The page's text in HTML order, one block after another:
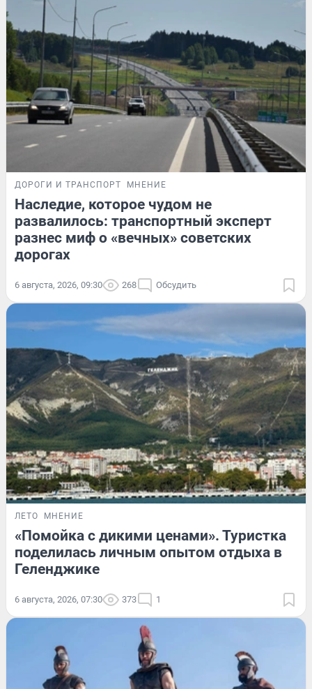
ДОРОГИ И ТРАНСПОРТ МНЕНИЕ
Наследие, которое чудом не
развалилось: транспортный эксперт
разнес миф о «вечных» советских
дорогах
6 августа, 2026, 09:30 268 Обсудить
ЛЕТО МНЕНИЕ
«Помойка с дикими ценами». Туристка
поделилась личным опытом отдыха в
Геленджике
6 августа, 2026, 07:30 373 1